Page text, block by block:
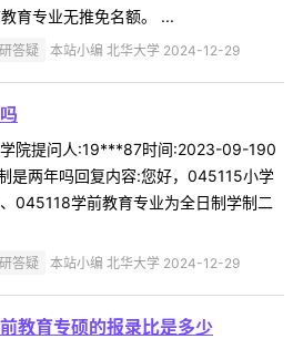
育专业无推免名额。 ...
答疑 本站小编 北华大学 2024-12-29
院提问人:19***87时间:2023-09-190
是两年吗回复内容:您好，045115小学
045118学前教育专业为全日制学制二
答疑 本站小编 北华大学 2024-12-29
教育专硕的报录比是多少